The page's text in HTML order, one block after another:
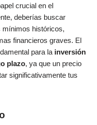
crucial en el
deberías buscar
históricos,
financieros graves. El
para la inversión
plazo, ya que un precio
significativamente tus